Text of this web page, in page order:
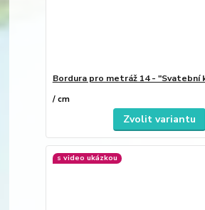
Bordura pro metráž 14 - "Svatební
/cm
Zvolit variantu
s video ukázkou